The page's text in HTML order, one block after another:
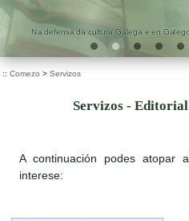
Na defensa da cultura Galega e en Galego
:: Comezo > Servizos
Servizos -
A continuación podes atopar
interese: